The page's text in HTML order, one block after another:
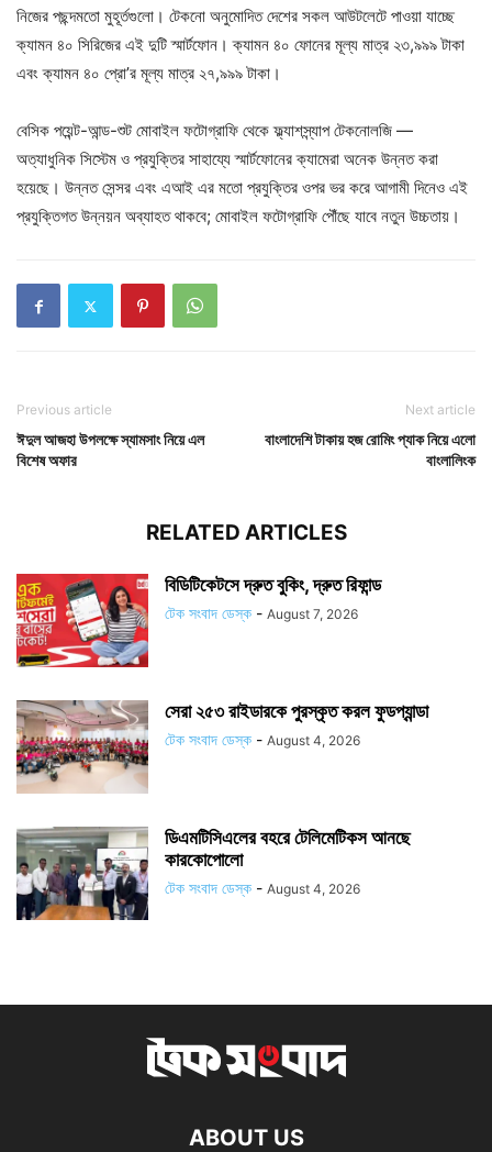
নিজের পছন্দমতো মুহূর্তগুলো। টেকনো অনুমোদিত দেশের সকল আউটলেটে পাওয়া যাচ্ছে
ক্যামন ৪০ সিরিজের এই দুটি স্মার্টফোন। ক্যামন ৪০ ফোনের মূল্য মাত্র ২৩,৯৯৯ টাকা
এবং ক্যামন ৪০ প্রো’র মূল্য মাত্র ২৭,৯৯৯ টাকা।
বেসিক পয়েন্ট-আন্ড-শুট মোবাইল ফটোগ্রাফি থেকে ফ্ল্যাশস্ন্যাপ টেকনোলজি —
অত্যাধুনিক সিস্টেম ও প্রযুক্তির সাহায্যে স্মার্টফোনের ক্যামেরা অনেক উন্নত করা
হয়েছে। উন্নত সেন্সর এবং এআই এর মতো প্রযুক্তির ওপর ভর করে আগামী দিনেও এই
প্রযুক্তিগত উন্নয়ন অব্যাহত থাকবে; মোবাইল ফটোগ্রাফি পৌঁছে যাবে নতুন উচ্চতায়।
Previous article
ঈদুল আজহা উপলক্ষে স্যামসাং নিয়ে এল
বিশেষ অফার
Next article
বাংলাদেশি টাকায় হজ রোমিং প্যাক নিয়ে এলো
বাংলালিংক
RELATED ARTICLES
বিডিটিকেটসে দ্রুত বুকিং, দ্রুত রিফান্ড
টেক সংবাদ ডেস্ক - August 7, 2026
সেরা ২৫৩ রাইডারকে পুরস্কৃত করল ফুডপ্যান্ডা
টেক সংবাদ ডেস্ক - August 4, 2026
ডিএমটিসিএলের বহরে টেলিমেটিকস আনছে
কারকোপোলো
টেক সংবাদ ডেস্ক - August 4, 2026
ABOUT US